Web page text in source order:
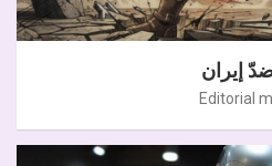
إيران
Editorial